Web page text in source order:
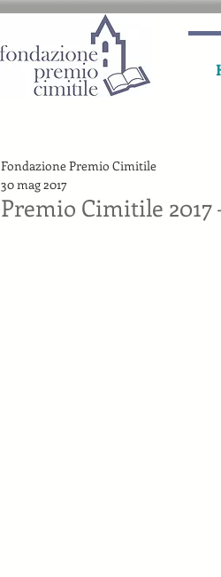
Premio Cimitile
Fondazione Premio Cimitile
30 mag 2017